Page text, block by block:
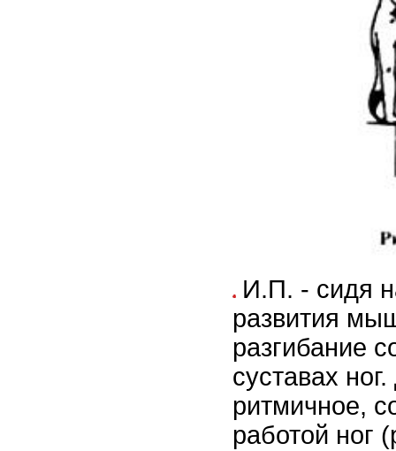
И.П. - сидя
развития
разгибание
суставах
ритмичное,
работой ног